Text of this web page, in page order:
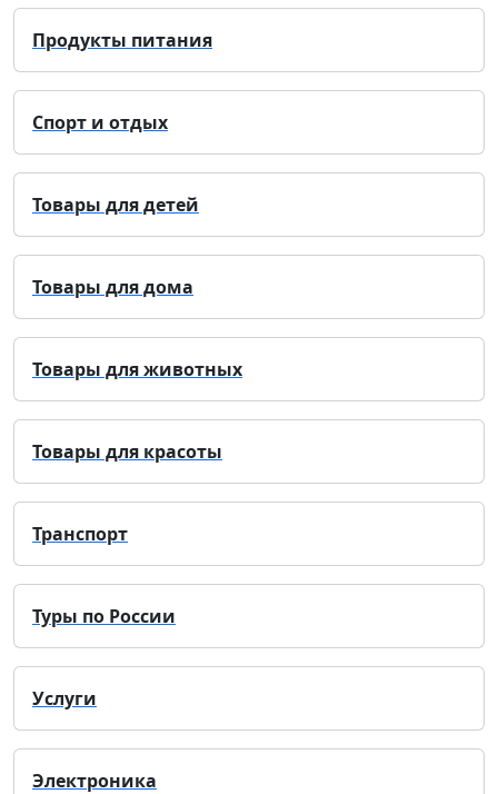
Продукты питания
Спорт и отдых
Товары для детей
Товары для дома
Товары для животных
Товары для красоты
Транспорт
Туры по России
Услуги
Электроника